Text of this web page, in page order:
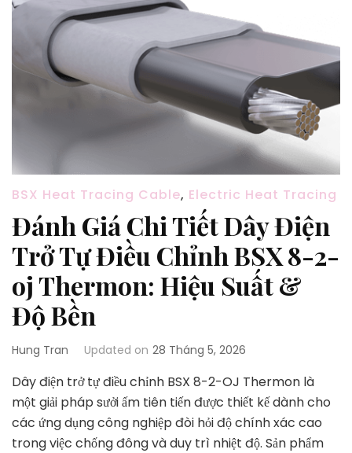
BSX Heat Tracing Cable, Electric Heat Tracing
Đánh Giá Chi Tiết Dây Điện
Trở Tự Điều Chỉnh BSX 8-2-
oj Thermon: Hiệu Suất &
Độ Bền
Hung Tran Updated on 28 Tháng 5, 2026
Dây điện trở tự điều chỉnh BSX 8-2-OJ Thermon là
một giải pháp sưởi ấm tiên tiến được thiết kế dành cho
các ứng dụng công nghiệp đòi hỏi độ chính xác cao
trong việc chống đông và duy trì nhiệt độ. Sản phẩm